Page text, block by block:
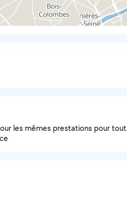
les mêmes prestations pour tout